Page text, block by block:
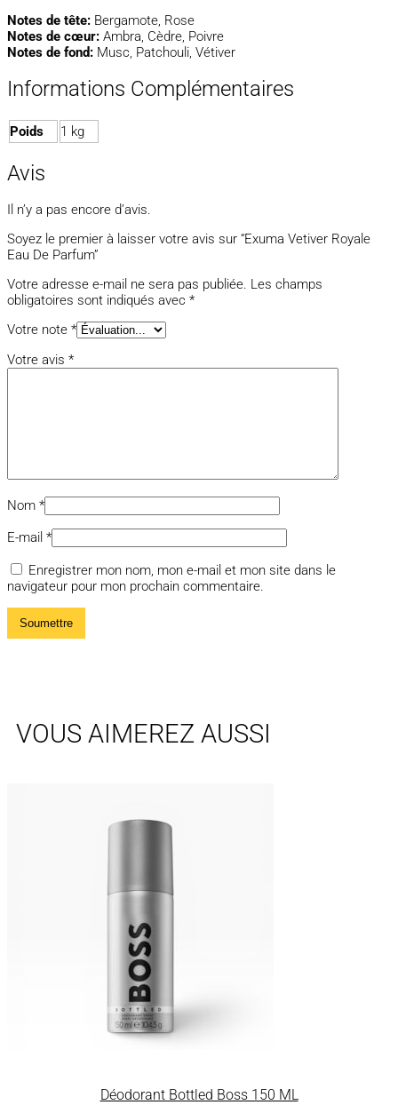
Notes de tête: Bergamote, Rose
Notes de cœur: Ambra, Cèdre, Poivre
Notes de fond: Musc, Patchouli, Vétiver
Informations Complémentaires
Poids 1 kg
Avis
Il n’y a pas encore d’avis.
Soyez le premier à laisser votre avis sur “Exuma Vetiver Royale
Eau De Parfum”
Votre adresse e-mail ne sera pas publiée. Les champs
obligatoires sont indiqués avec *
Votre note *
Votre avis *
Nom *
E-mail *
Enregistrer mon nom, mon e-mail et mon site dans le
navigateur pour mon prochain commentaire.
VOUS AIMEREZ AUSSI
Déodorant Bottled Boss 150 ML